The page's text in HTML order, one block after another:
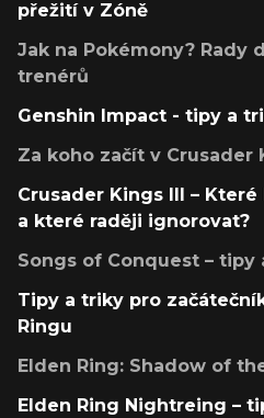
přežití v Zóně
Jak na Pokémony? Rady
trenérů
Genshin Impact - tipy a
Za koho začít v Crusader
Crusader Kings III –
a které raději ignorovat?
Songs of Conquest – tipy
Tipy a triky pro
Ringu
Elden Ring: Shadow of
Elden Ring Nightreing –